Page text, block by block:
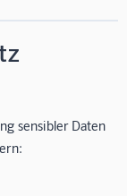
sensibler Daten